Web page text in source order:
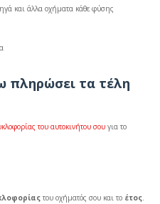
και άλλα οχήματα κάθε φύσης
πληρώσει τα τέλη
του αυτοκινήτου σου για το
του οχήματός σου και το έτος.